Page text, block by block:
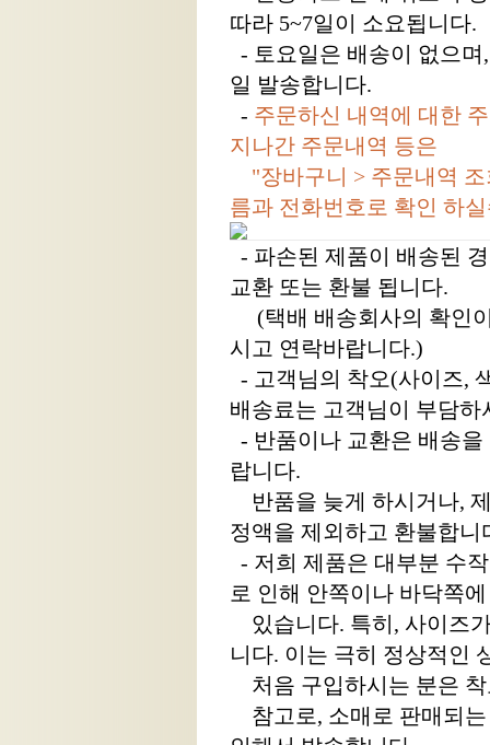
따라 5~7일이 소요됩니다.
- 토요일은 배송이 없으
일 발송합니다.
- 주문하신 내역에 대한
지나간 주문내역 등은
"장바구니 > 주문내역
름과 전화번호로 확인 하
- 파손된 제품이 배송된
교환 또는 환불 됩니다.
(택배 배송회사의 확인
시고 연락바랍니다.)
- 고객님의 착오(사이즈,
배송료는 고객님이 부담하
- 반품이나 교환은 배송
랍니다.
반품을 늦게 하시거나,
정액을 제외하고 환불합니
- 저희 제품은 대부분 수
로 인해 안쪽이나 바닥쪽
있습니다. 특히, 사이즈
니다. 이는 극히 정상적인
처음 구입하시는 분은
참고로, 소매로 판매되